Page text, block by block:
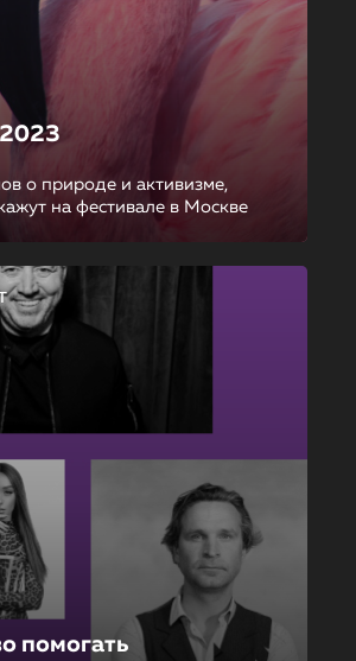
2023
о природе и активизме,
на фестивале в Москве
помогать